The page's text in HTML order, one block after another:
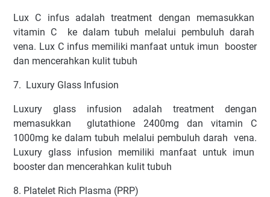
Lux C infus adalah treatment dengan memasukkan
vitamin C
ke dalam tubuh melalui pembuluh darah
vena. Lux C infus memiliki manfaat untuk imun
booster
dan mencerahkan kulit tubuh
7. Luxury Glass Infusion
Luxury glass infusion adalah treatment dengan
memasukkan
glutathione 2400mg dan vitamin C
1000mg ke dalam tubuh melalui pembuluh darah vena.
Luxury glass infusion memiliki manfaat untuk imun
booster dan mencerahkan kulit tubuh
8. Platelet Rich Plasma (PRP)